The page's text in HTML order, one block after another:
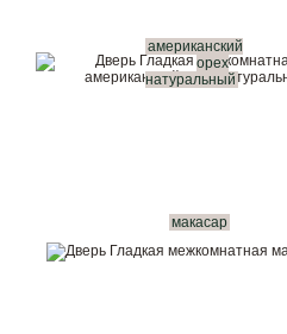
американский
орех
натуральный
макасар